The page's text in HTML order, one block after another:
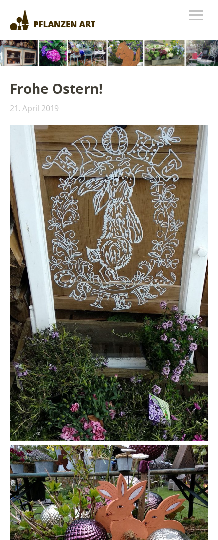
Frohe Ostern!
21. April 2019